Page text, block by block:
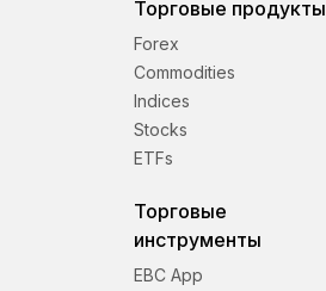
Торговые продукты
Forex
Commodities
Indices
Stocks
ETFs
Торговые
инструменты
EBC App